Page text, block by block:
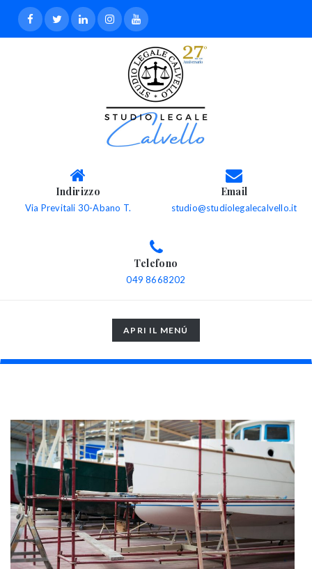
Indirizzo
Via Previtali 30-Abano T.
Email
studio@studiolegalecalvello.it
Telefono
049 8668202
TOGGLE
NAVIGATION
APRI IL MENÚ